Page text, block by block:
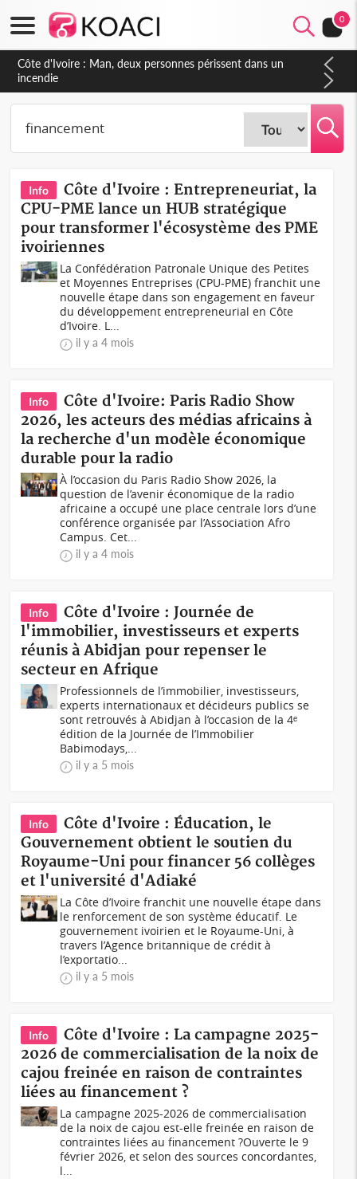
0
Côte d'Ivoire : Séileu, la célébration de la fête nationale
transformée en vaste campagne contre les produits
dépigmentants dangereux
Info
Côte d'Ivoire : Entrepreneuriat, la
CPU-PME lance un HUB stratégique
pour transformer l'écosystème des PME
ivoiriennes
La Confédération Patronale Unique des Petites
et Moyennes Entreprises (CPU-PME) franchit une
nouvelle étape dans son engagement en faveur
du développement entrepreneurial en Côte
d’Ivoire. L...
il y a 4 mois
Info
Côte d'Ivoire: Paris Radio Show
2026, les acteurs des médias africains à
la recherche d'un modèle économique
durable pour la radio
À l’occasion du Paris Radio Show 2026, la
question de l’avenir économique de la radio
africaine a occupé une place centrale lors d’une
conférence organisée par l’Association Afro
Campus. Cet...
il y a 4 mois
Info
Côte d'Ivoire : Journée de
l'immobilier, investisseurs et experts
réunis à Abidjan pour repenser le
secteur en Afrique
Professionnels de l’immobilier, investisseurs,
experts internationaux et décideurs publics se
sont retrouvés à Abidjan à l’occasion de la 4ᵉ
édition de la Journée de l’Immobilier
Babimodays,...
il y a 5 mois
Info
Côte d'Ivoire : Éducation, le
Gouvernement obtient le soutien du
Royaume-Uni pour financer 56 collèges
et l'université d'Adiaké
La Côte d’Ivoire franchit une nouvelle étape dans
le renforcement de son système éducatif. Le
gouvernement ivoirien et le Royaume-Uni, à
travers l’Agence britannique de crédit à
l’exportatio...
il y a 5 mois
Info
Côte d'Ivoire : La campagne 2025-
2026 de commercialisation de la noix de
cajou freinée en raison de contraintes
liées au financement ?
La campagne 2025-2026 de commercialisation
de la noix de cajou est-elle freinée en raison de
contraintes liées au financement ?Ouverte le 9
février 2026, et selon des sources concordantes,
l...